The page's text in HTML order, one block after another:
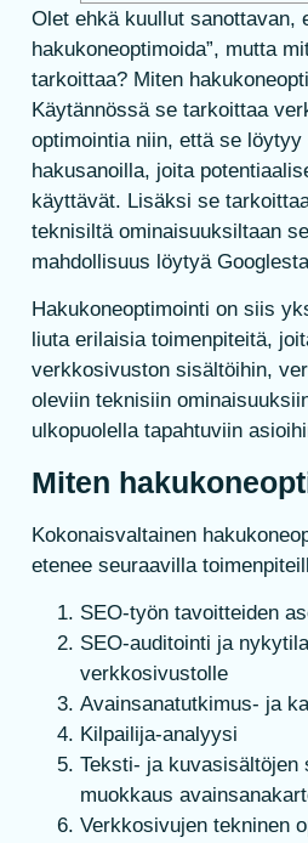
Olet ehkä kuullut sanottavan,
hakukoneoptimoida”, mutta
tarkoittaa? Miten
Käytännössä se tarkoittaa
optimointia niin, että se
hakusanoilla, joita
käyttävät. Lisäksi se
teknisiltä ominaisuuksiltaan
mahdollisuus löytyä
Hakukoneoptimointi on siis
liuta erilaisia toimenpiteitä,
verkkosivuston sisältöihin,
oleviin teknisiin
ulkopuolella tapahtuviin
Miten
Kokonaisvaltainen
etenee seuraavilla
SEO-työn tavoitteiden
SEO-auditointi ja
verkkosivustolle
Avainsanatutkimus- ja
Kilpailija-analyysi
Teksti- ja kuvasisältöjen
muokkaus
Verkkosivujen tekninen